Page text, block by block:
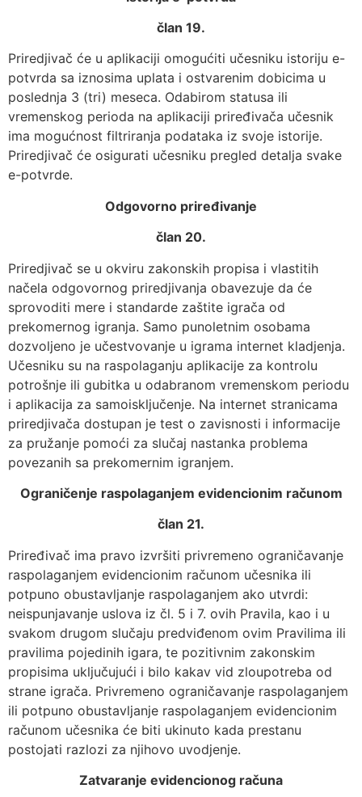
član 19.
Priredjivač će u aplikaciji omogućiti učesniku istoriju e-
potvrda sa iznosima uplata i ostvarenim dobicima u
poslednja 3 (tri) meseca. Odabirom statusa ili
vremenskog perioda na aplikaciji priređivača učesnik
ima mogućnost filtriranja podataka iz svoje istorije.
Priredjivač će osigurati učesniku pregled detalja svake
e-potvrde.
Odgovorno priređivanje
član 20.
Priredjivač se u okviru zakonskih propisa i vlastitih
načela odgovornog priredjivanja obavezuje da će
sprovoditi mere i standarde zaštite igrača od
prekomernog igranja. Samo punoletnim osobama
dozvoljeno je učestvovanje u igrama internet kladjenja.
Učesniku su na raspolaganju aplikacije za kontrolu
potrošnje ili gubitka u odabranom vremenskom periodu
i aplikacija za samoisključenje. Na internet stranicama
priredjivača dostupan je test o zavisnosti i informacije
za pružanje pomoći za slučaj nastanka problema
povezanih sa prekomernim igranjem.
Ograničenje raspolaganjem evidencionim računom
član 21.
Priređivač ima pravo izvršiti privremeno ograničavanje
raspolaganjem evidencionim računom učesnika ili
potpuno obustavljanje raspolaganjem ako utvrdi:
neispunjavanje uslova iz čl. 5 i 7. ovih Pravila, kao i u
svakom drugom slučaju predviđenom ovim Pravilima ili
pravilima pojedinih igara, te pozitivnim zakonskim
propisima uključujući i bilo kakav vid zloupotreba od
strane igrača. Privremeno ograničavanje raspolaganjem
ili potpuno obustavljanje raspolaganjem evidencionim
računom učesnika će biti ukinuto kada prestanu
postojati razlozi za njihovo uvodjenje.
Zatvaranje evidencionog računa